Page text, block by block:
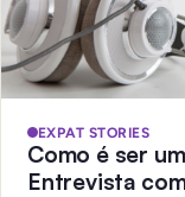
EXPAT STORIES
Como é ser
Entrevista